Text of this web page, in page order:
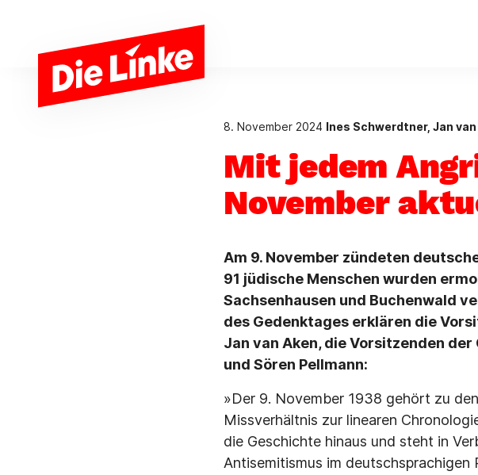
8. November 2024 Ines Schwerdtner, Jan
Mit jedem
November
Am 9. November zündeten
91 jüdische Menschen wurden
Sachsenhausen und Buchenwald
des Gedenktages erklären die
Jan van Aken, die Vorsitzenden
und Sören Pellmann:
»Der 9. November 1938 gehört zu
Missverhältnis zur linearen
die Geschichte hinaus und steht in
Antisemitismus im deutschsprachigen